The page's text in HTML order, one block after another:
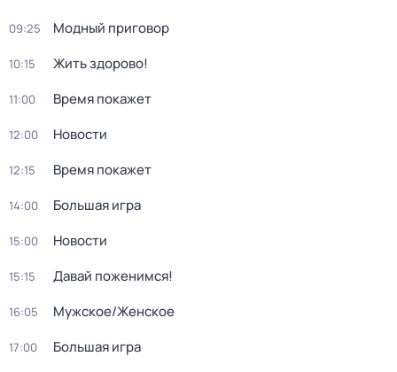
09:25 Модный приговор
10:15 Жить здорово!
11:00 Время покажет
12:00 Новости
12:15 Время покажет
14:00 Большая игра
15:00 Новости
15:15 Давай поженимся!
16:05 Мужское/Женское
17:00 Большая игра